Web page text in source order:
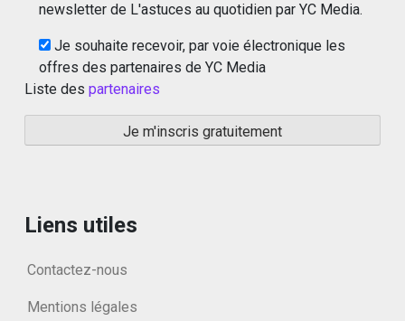
newsletter de L'astuces au quotidien par YC Media.
Je souhaite recevoir, par voie électronique les
offres des partenaires de YC Media
Liste des partenaires
Liens utiles
Contactez-nous
Mentions légales